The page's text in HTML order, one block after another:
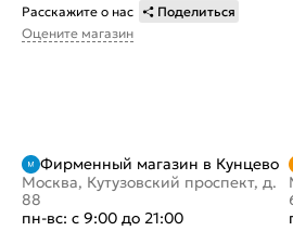
Расскажите о нас
Поделиться
Оцените магазин
Фирменный магазин в Кунцево
Москва, Кутузовский проспект, д.
88
пн-вс: с 9:00 до 21:00